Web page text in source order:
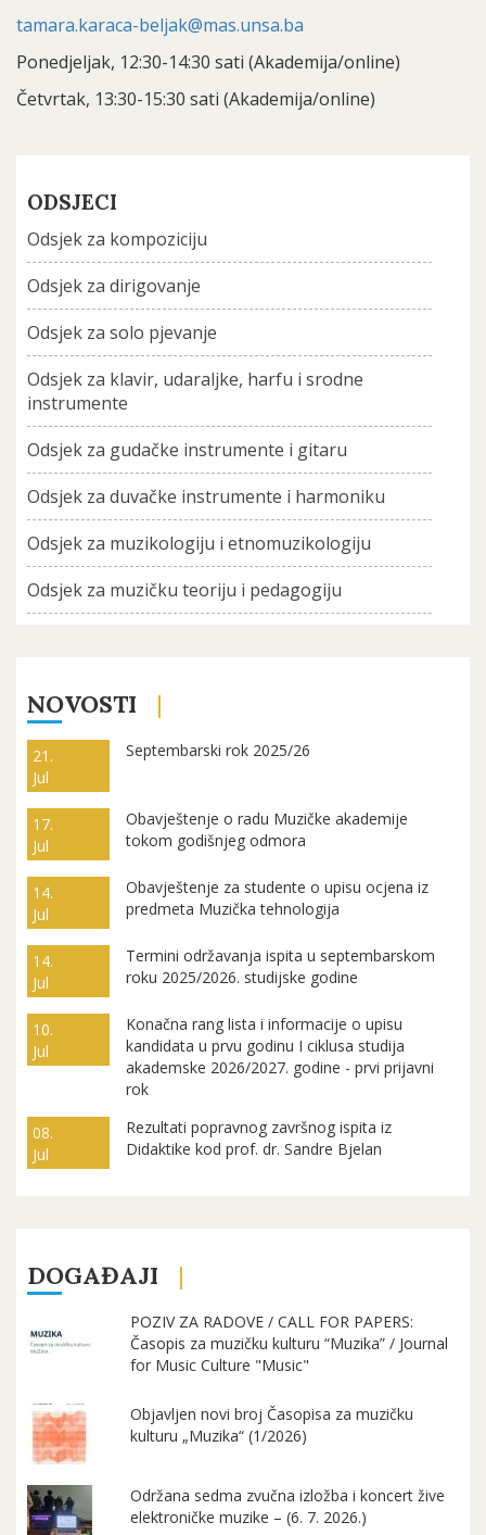
tamara.karaca-beljak@mas.unsa.ba
Ponedjeljak, 12:30-14:30 sati (Akademija/online)
Četvrtak, 13:30-15:30 sati (Akademija/online)
ODSJECI
Odsjek za kompoziciju
Odsjek za dirigovanje
Odsjek za solo pjevanje
Odsjek za klavir, udaraljke, harfu i srodne
instrumente
Odsjek za gudačke instrumente i gitaru
Odsjek za duvačke instrumente i harmoniku
Odsjek za muzikologiju i etnomuzikologiju
Odsjek za muzičku teoriju i pedagogiju
NOVOSTI
21.
Jul
Septembarski rok 2025/26
17.
Jul
Obavještenje o radu Muzičke akademije
tokom godišnjeg odmora
14.
Jul
Obavještenje za studente o upisu ocjena iz
predmeta Muzička tehnologija
14.
Jul
Termini održavanja ispita u septembarskom
roku 2025/2026. studijske godine
10.
Jul
Konačna rang lista i informacije o upisu
kandidata u prvu godinu I ciklusa studija
akademske 2026/2027. godine - prvi prijavni
rok
08.
Jul
Rezultati popravnog završnog ispita iz
Didaktike kod prof. dr. Sandre Bjelan
DOGAĐAJI
POZIV ZA RADOVE / CALL FOR PAPERS:
Časopis za muzičku kulturu “Muzika” / Journal
for Music Culture "Music"
Objavljen novi broj Časopisa za muzičku
kulturu „Muzika“ (1/2026)
Održana sedma zvučna izložba i koncert žive
elektroničke muzike – (6. 7. 2026.)